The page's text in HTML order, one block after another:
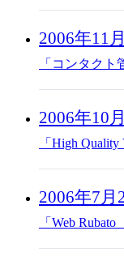
2006年11
「コンタク
2006年10
「High
2006年7月
「Web